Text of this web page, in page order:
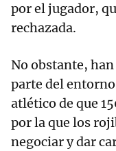
por el jugador,
rechazada.
No obstante,
parte del
atlético de que
por la que los
negociar y dar